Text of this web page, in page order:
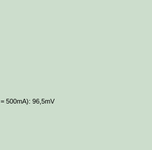
= 500mA): 96,5mV